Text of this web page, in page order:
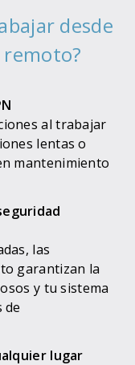
desde
remoto?
al trabajar
lentas o
mantenimiento
las
garantizan la
y tu sistema
de
lugar